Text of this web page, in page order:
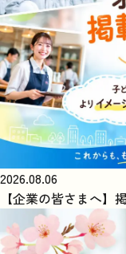
2026.08.06
【企業の皆さまへ】